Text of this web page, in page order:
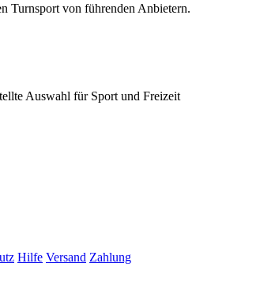
Turnsport von führenden Anbietern.
Auswahl für Sport und Freizeit
Hilfe Versand Zahlung